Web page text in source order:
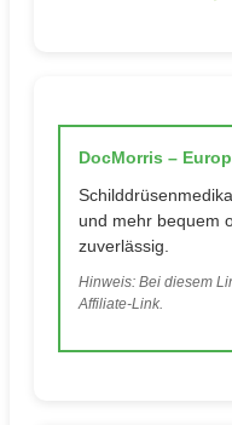
DocMorris –
und mehr bequem
zuverlässig.
Hinweis: Bei diesem
Affiliate-Link.